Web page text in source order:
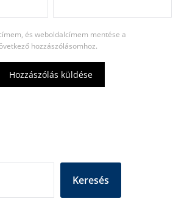
és weboldalcímem mentése a
hozzászólásomhoz.
Keresés